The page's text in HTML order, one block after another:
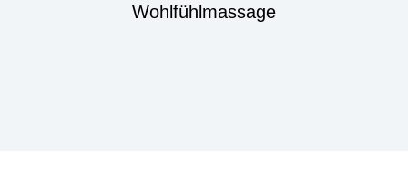
Wohlfühlmassage